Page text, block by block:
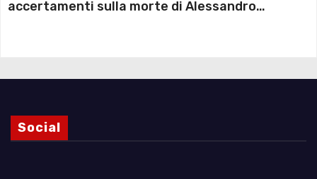
accertamenti sulla morte di Alessandro
Social